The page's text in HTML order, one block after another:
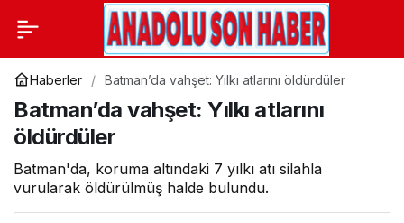
Haberler Batman’da vahşet: Yılkı atlarını öldürdüler
Batman’da vahşet: Yılkı atlarını
öldürdüler
Batman'da, koruma altındaki 7 yılkı atı silahla
vurularak öldürülmüş halde bulundu.